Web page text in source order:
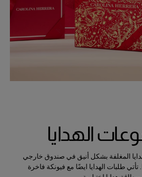
الهدايا
المغلفة بشكل أنيق في صندوق خارجي
تأتي طلبات الهدايا ايضًا مع فيونكة فاخرة